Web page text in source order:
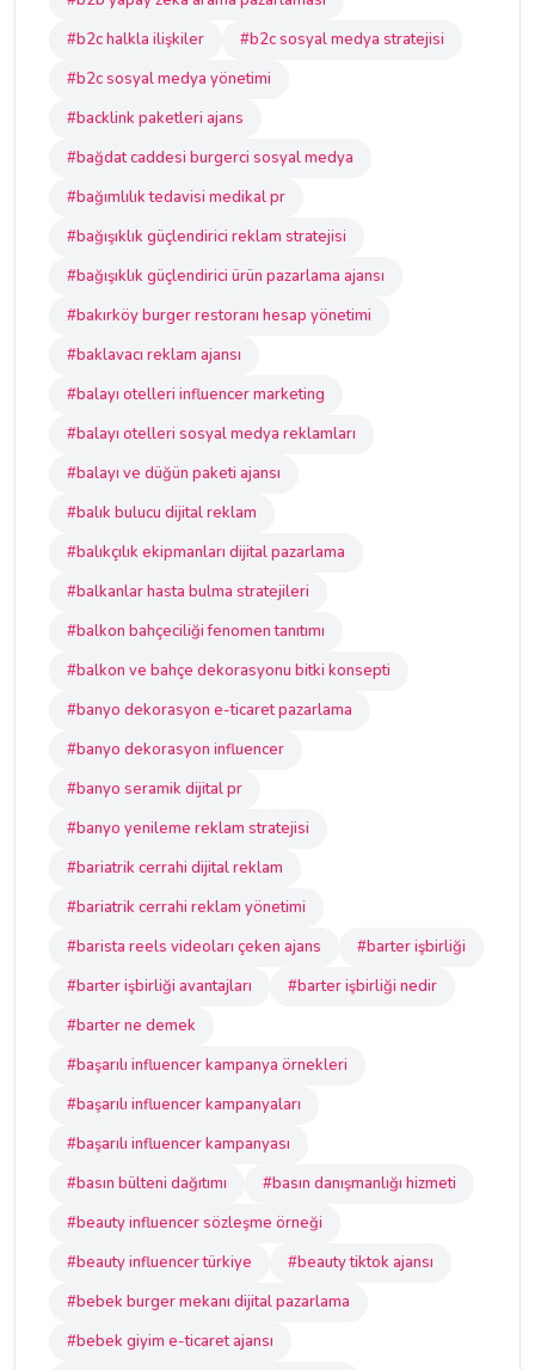
#b2c halkla ilişkiler
#b2c sosyal medya stratejisi
#b2c sosyal medya yönetimi
#backlink paketleri ajans
#bağdat caddesi burgerci sosyal medya
#bağımlılık tedavisi medikal pr
#bağışıklık güçlendirici reklam stratejisi
#bağışıklık güçlendirici ürün pazarlama ajansı
#bakırköy burger restoranı hesap yönetimi
#baklavacı reklam ajansı
#balayı otelleri influencer marketing
#balayı otelleri sosyal medya reklamları
#balayı ve düğün paketi ajansı
#balık bulucu dijital reklam
#balıkçılık ekipmanları dijital pazarlama
#balkanlar hasta bulma stratejileri
#balkon bahçeciliği fenomen tanıtımı
#balkon ve bahçe dekorasyonu bitki konsepti
#banyo dekorasyon e-ticaret pazarlama
#banyo dekorasyon influencer
#banyo seramik dijital pr
#banyo yenileme reklam stratejisi
#bariatrik cerrahi dijital reklam
#bariatrik cerrahi reklam yönetimi
#barista reels videoları çeken ajans
#barter işbirliği
#barter işbirliği avantajları
#barter işbirliği nedir
#barter ne demek
#başarılı influencer kampanya örnekleri
#başarılı influencer kampanyaları
#başarılı influencer kampanyası
#basın bülteni dağıtımı
#basın danışmanlığı hizmeti
#beauty influencer sözleşme örneği
#beauty influencer türkiye
#beauty tiktok ajansı
#bebek burger mekanı dijital pazarlama
#bebek giyim e-ticaret ajansı